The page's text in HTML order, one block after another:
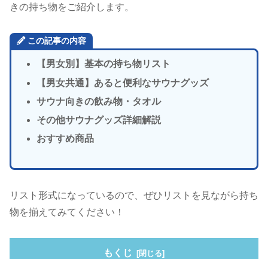
きの持ち物をご紹介します。
この記事の内容
【男女別】基本の持ち物リスト
【男女共通】あると便利なサウナグッズ
サウナ向きの飲み物・タオル
その他サウナグッズ詳細解説
おすすめ商品
リスト形式になっているので、ぜひリストを見ながら持ち
物を揃えてみてください！
もくじ